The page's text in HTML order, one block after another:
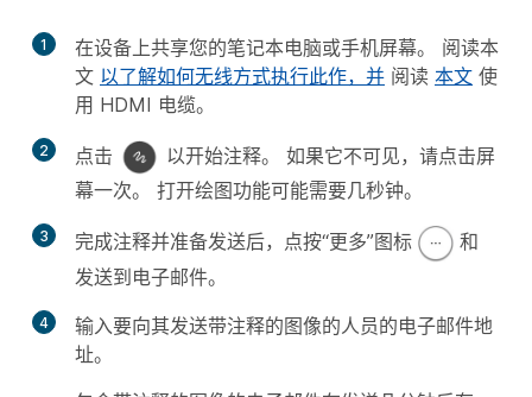
1
在设备上共享您的笔记本电脑或手机屏幕。 阅读本
文 以了解如何无线方式执行此作，并 阅读 本文 使
用 HDMI 电缆。
2 点击
以开始注释。 如果它不可见，请点击屏
幕一次。 打开绘图功能可能需要几秒钟。
3 完成注释并准备发送后，点按“更多”图标
和
发送到电子邮件。
4
输入要向其发送带注释的图像的人员的电子邮件地
址。